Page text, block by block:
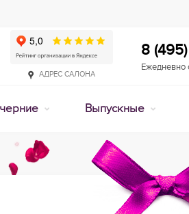
АДРЕС САЛОНА
8
Ежедневно
Выпускные